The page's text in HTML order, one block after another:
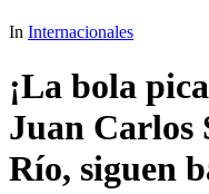
In Internacionales
¡La bola
Juan Carlos
Río, siguen